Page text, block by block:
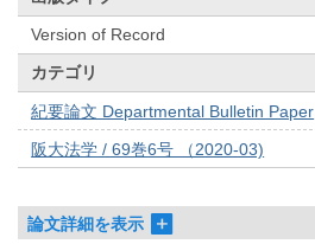
Version of Record
カテゴリ
紀要論文 Departmental Bulletin Paper
阪大法学 / 69巻6号 （2020-03)
論文詳細を表示